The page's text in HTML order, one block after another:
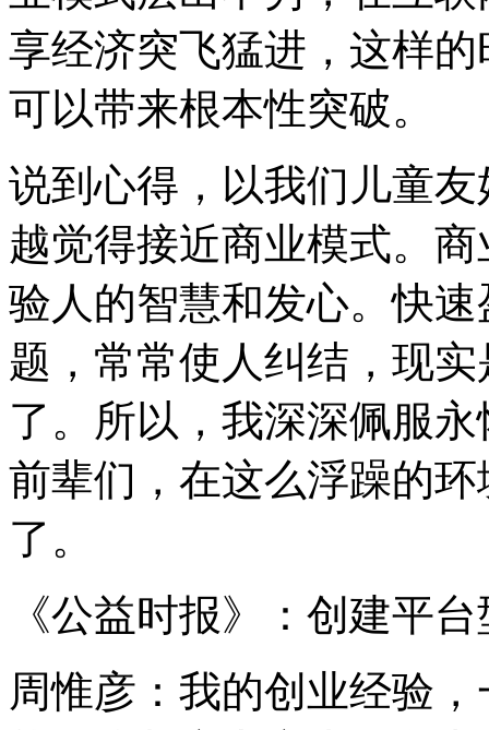
享经济突飞猛进，这样
可以带来根本性突破。
说到心得，以我们儿童
越觉得接近商业模式。
验人的智慧和发心。快
题，常常使人纠结，现
了。所以，我深深佩服
前辈们，在这么浮躁的
了。
《公益时报》：创建平
周惟彦：我的创业经验